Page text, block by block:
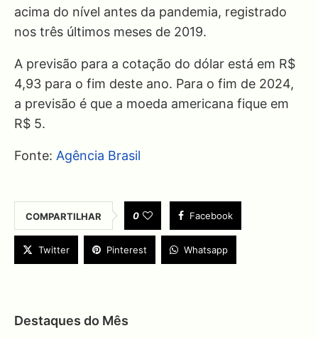
acima do nível antes da pandemia, registrado
nos três últimos meses de 2019.
A previsão para a cotação do dólar está em R$
4,93 para o fim deste ano. Para o fim de 2024,
a previsão é que a moeda americana fique em
R$ 5.
Fonte: Agência Brasil
COMPARTILHAR 0 Facebook
Twitter Pinterest Whatsapp
Destaques do Mês